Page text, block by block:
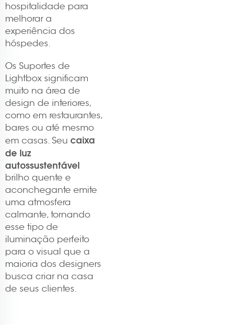
hospitalidade para
melhorar a
experiência dos
hóspedes.
Os Suportes de
Lightbox significam
muito na área de
design de interiores,
como em restaurantes,
bares ou até mesmo
em casas. Seu caixa
de luz
autossustentável
brilho quente e
aconchegante emite
uma atmosfera
calmante, tornando
esse tipo de
iluminação perfeito
para o visual que a
maioria dos designers
busca criar na casa
de seus clientes.